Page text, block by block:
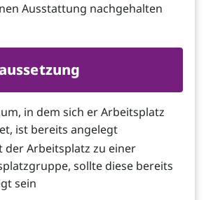
Ausstattung nachgehalten
in dem sich er Arbeitsplatz
ist bereits angelegt
der Arbeitsplatz zu einer
sollte diese bereits
sein